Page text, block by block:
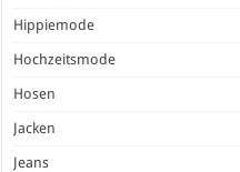
Hippiemode
Hochzeitsmode
Hosen
Jacken
Jeans